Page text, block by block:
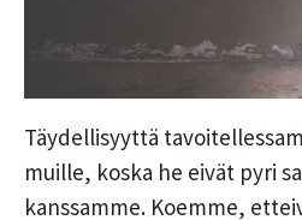
Täydellisyyttä
muille, koska he eivät pyri
kanssamme. Koemme,